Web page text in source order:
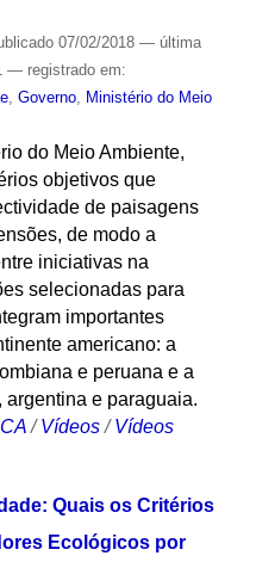
07/02/2018 — última
— registrado em:
, Governo, Ministério do Meio
do Meio Ambiente,
objetivos que
de paisagens
de modo a
iniciativas na
selecionadas para
importantes
americano: a
e peruana e a
argentina e paraguaia.
/ Vídeos / Vídeos
Quais os Critérios
Ecológicos por